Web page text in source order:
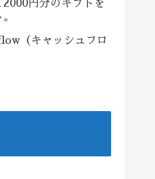
2000円分のギフトを
（キャッシュフロ